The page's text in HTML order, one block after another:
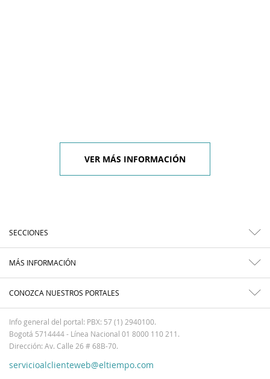
VER MÁS INFORMACIÓN
SECCIONES
MÁS INFORMACIÓN
CONOZCA NUESTROS PORTALES
Info general del portal: PBX: 57 (1) 2940100.
Bogotá 5714444 - Línea Nacional 01 8000 110 211.
Dirección: Av. Calle 26 # 68B-70.
servicioalclienteweb@eltiempo.com